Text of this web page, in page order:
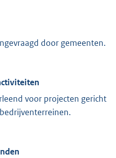
door gemeenten.
voor projecten gericht